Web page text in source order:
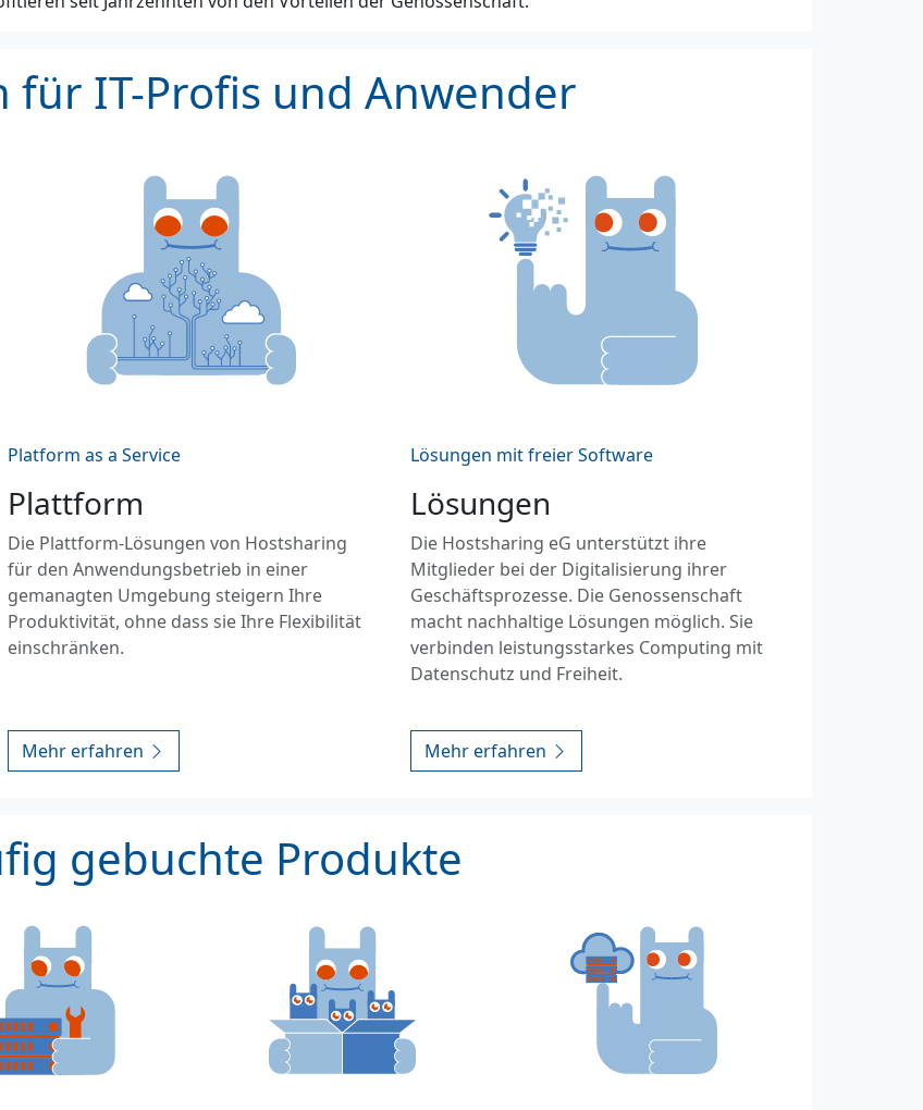
für IT-Profis und Anwender
Platform as a Service
Plattform
Die Plattform-Lösungen von Hostsharing
für den Anwendungsbetrieb in einer
gemanagten Umgebung steigern Ihre
Produktivität, ohne dass sie Ihre Flexibilität
einschränken.
Mehr erfahren
Lösungen mit freier Software
Lösungen
Die Hostsharing eG unterstützt ihre
Mitglieder bei der Digitalisierung ihrer
Geschäftsprozesse. Die Genossenschaft
macht nachhaltige Lösungen möglich. Sie
verbinden leistungsstarkes Computing mit
Datenschutz und Freiheit.
Mehr erfahren
gebuchte Produkte